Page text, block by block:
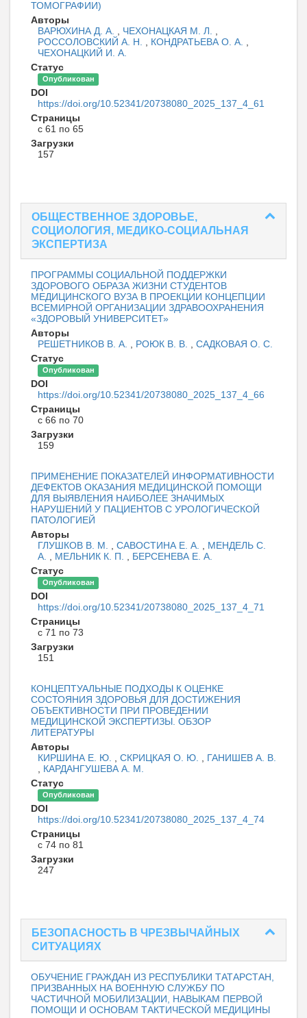
ТОМОГРАФИИ)
Авторы
ВАРЮХИНА Д. А. , ЧЕХОНАЦКАЯ М. Л. ,
РОССОЛОВСКИЙ А. Н. , КОНДРАТЬЕВА О. А. ,
ЧЕХОНАЦКИЙ И. А.
Статус
Опубликован
DOI
https://doi.org/10.52341/20738080_2025_137_4_61
Страницы
с 61 по 65
Загрузки
157
ОБЩЕСТВЕННОЕ ЗДОРОВЬЕ,
СОЦИОЛОГИЯ, МЕДИКО-СОЦИАЛЬНАЯ
ЭКСПЕРТИЗА
ПРОГРАММЫ СОЦИАЛЬНОЙ ПОДДЕРЖКИ
ЗДОРОВОГО ОБРАЗА ЖИЗНИ СТУДЕНТОВ
МЕДИЦИНСКОГО ВУЗА В ПРОЕКЦИИ КОНЦЕПЦИИ
ВСЕМИРНОЙ ОРГАНИЗАЦИИ ЗДРАВООХРАНЕНИЯ
«ЗДОРОВЫЙ УНИВЕРСИТЕТ»
Авторы
РЕШЕТНИКОВ В. А. , РОЮК В. В. , САДКОВАЯ О. С.
Статус
Опубликован
DOI
https://doi.org/10.52341/20738080_2025_137_4_66
Страницы
с 66 по 70
Загрузки
159
ПРИМЕНЕНИЕ ПОКАЗАТЕЛЕЙ ИНФОРМАТИВНОСТИ
ДЕФЕКТОВ ОКАЗАНИЯ МЕДИЦИНСКОЙ ПОМОЩИ
ДЛЯ ВЫЯВЛЕНИЯ НАИБОЛЕЕ ЗНАЧИМЫХ
НАРУШЕНИЙ У ПАЦИЕНТОВ С УРОЛОГИЧЕСКОЙ
ПАТОЛОГИЕЙ
Авторы
ГЛУШКОВ В. М. , САВОСТИНА Е. А. , МЕНДЕЛЬ С.
А. , МЕЛЬНИК К. П. , БЕРСЕНЕВА Е. А.
Статус
Опубликован
DOI
https://doi.org/10.52341/20738080_2025_137_4_71
Страницы
с 71 по 73
Загрузки
151
КОНЦЕПТУАЛЬНЫЕ ПОДХОДЫ К ОЦЕНКЕ
СОСТОЯНИЯ ЗДОРОВЬЯ ДЛЯ ДОСТИЖЕНИЯ
ОБЪЕКТИВНОСТИ ПРИ ПРОВЕДЕНИИ
МЕДИЦИНСКОЙ ЭКСПЕРТИЗЫ. ОБЗОР
ЛИТЕРАТУРЫ
Авторы
КИРШИНА Е. Ю. , СКРИЦКАЯ О. Ю. , ГАНИШЕВ А. В.
, КАРДАНГУШЕВА А. М.
Статус
Опубликован
DOI
https://doi.org/10.52341/20738080_2025_137_4_74
Страницы
с 74 по 81
Загрузки
247
БЕЗОПАСНОСТЬ В ЧРЕЗВЫЧАЙНЫХ
СИТУАЦИЯХ
ОБУЧЕНИЕ ГРАЖДАН ИЗ РЕСПУБЛИКИ ТАТАРСТАН,
ПРИЗВАННЫХ НА ВОЕННУЮ СЛУЖБУ ПО
ЧАСТИЧНОЙ МОБИЛИЗАЦИИ, НАВЫКАМ ПЕРВОЙ
ПОМОЩИ И ОСНОВАМ ТАКТИЧЕСКОЙ МЕДИЦИНЫ